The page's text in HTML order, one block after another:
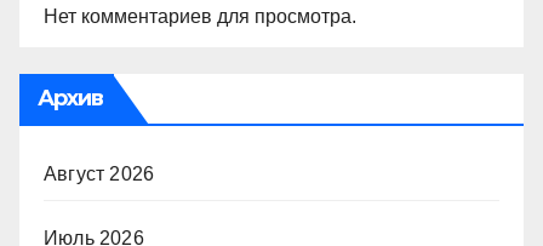
Нет комментариев для просмотра.
Архив
Август 2026
Июль 2026